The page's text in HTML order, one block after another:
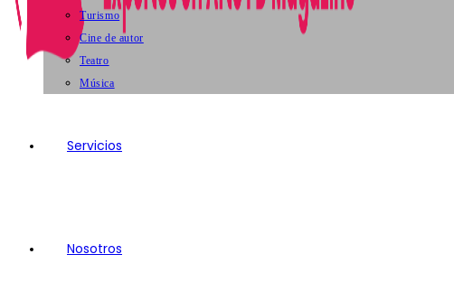
Turismo
Cine de autor
Teatro
Música
Servicios
Nosotros